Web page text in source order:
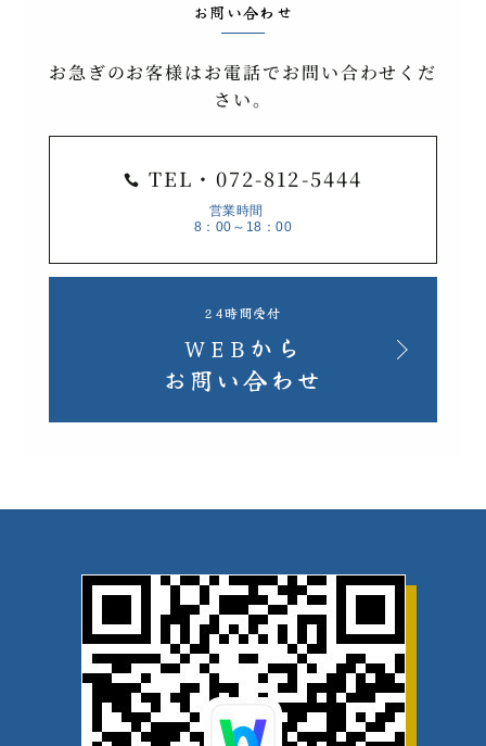
お問い合わせ
お急ぎのお客様はお電話でお問い合わせくだ
さい。
営業時間
8：00～18：00
 TEL・072-812-5444
WEBから
お問い合わせ
24時間受付